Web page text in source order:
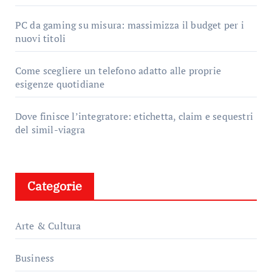
PC da gaming su misura: massimizza il budget per i
nuovi titoli
Come scegliere un telefono adatto alle proprie
esigenze quotidiane
Dove finisce l’integratore: etichetta, claim e sequestri
del simil-viagra
Categorie
Arte & Cultura
Business